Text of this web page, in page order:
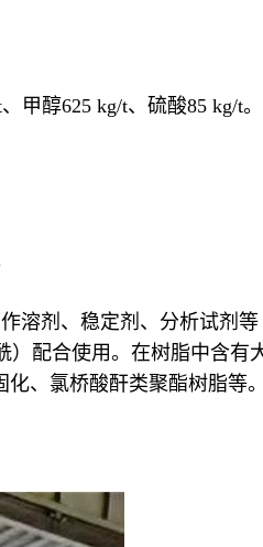
醇625 kg/t、硫酸85 kg/t
溶剂、稳定剂、分析试剂等
配合使用。在树脂中含
、氯桥酸酐类聚酯树脂等。